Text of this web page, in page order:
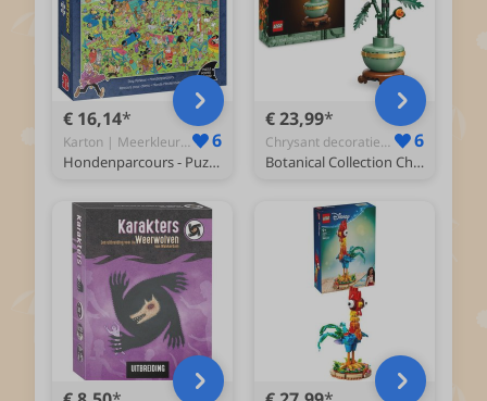
€ 16,14
Karton | Meerkleurig - Puzzel 6
Hondenparcours - Puzzel 1000 stukjes
€ 23,99
Chrysant decoratieve bloemenbouwset 10368 - Bouwsets 6
Botanical Collection Chrysant Bouwpakket voor Volwassenen 10368